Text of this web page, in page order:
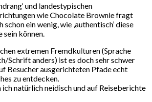
und landestypischen
wie Chocolate Brownie fragt
schon ein wenig, wie ‚authentisch‘ diese
können.
extremen Fremdkulturen (Sprache
Schrift anders) ist es doch sehr schwer
Besucher ausgerichteten Pfade echt
zu entdecken.
ich natürlich neidisch und auf Reiseberichte